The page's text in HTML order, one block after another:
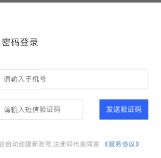
深度分析和挖掘，企业可以更准确地把握用户需
还可以帮助企业优化产品设计和功能，提升用户
技术，企业可以实时分析市场趋势和竞争环境，
化资源配置，提高运营效率。
领先的智能营销技术公司，通过提供一站式智能
术和场景，悠易科技致力于为企业提供更高效、
销和增长的重要性。她认为，只有充分挖掘和利
密码登录
发送验证码
自动创建新账号,注册即代表同意
《服务协议》